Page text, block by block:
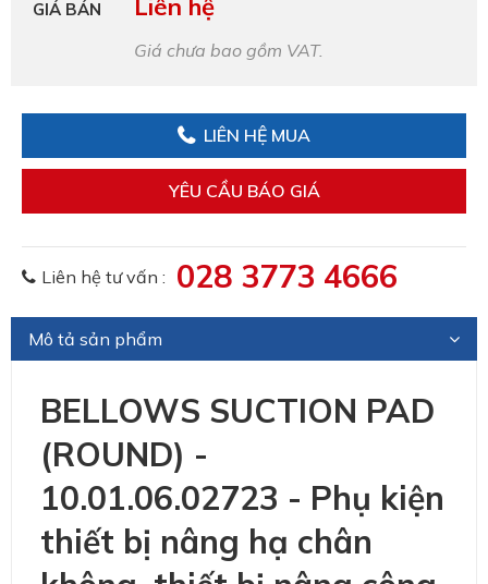
GIÁ BÁN Liên hệ
Giá chưa bao gồm VAT.
LIÊN HỆ MUA
YÊU CẦU BÁO GIÁ
Liên hệ tư vấn : 028 3773 4666
Mô tả sản phẩm
BELLOWS SUCTION PAD
(ROUND) -
10.01.06.02723 - Phụ kiện
thiết bị nâng hạ chân